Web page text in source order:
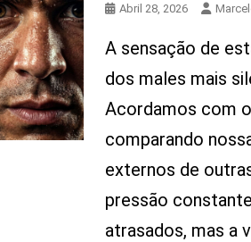
Abril 28, 2026
A sensação de
dos males mais
Acordamos com
comparando
externos de
pressão
atrasados, mas a